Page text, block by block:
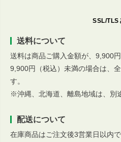
SSL/TLS
送料について
送料は商品ご購入金額が、9,900
9,900円（税込）未満の場合は、
す。
※沖縄、北海道、離島地域は、別
配送について
在庫商品はご注文後3営業日以内